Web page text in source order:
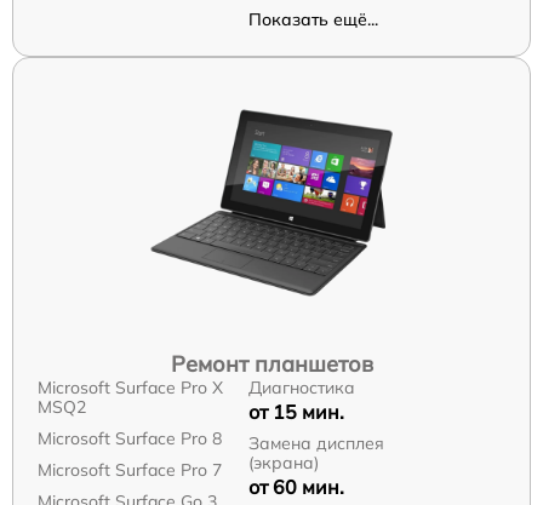
Показать ещё...
Ремонт планшетов
Microsoft Surface Pro X
MSQ2
Microsoft Surface Pro 8
Microsoft Surface Pro 7
Диагностика
от 15 мин.
Замена дисплея
(экрана)
от 60 мин.